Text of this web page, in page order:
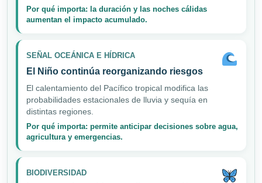
Por qué importa: la duración y las noches cálidas
aumentan el impacto acumulado.
SEÑAL OCEÁNICA E HÍDRICA
El Niño continúa reorganizando riesgos
El calentamiento del Pacífico tropical modifica las
probabilidades estacionales de lluvia y sequía en
distintas regiones.
Por qué importa: permite anticipar decisiones sobre agua,
agricultura y emergencias.
BIODIVERSIDAD